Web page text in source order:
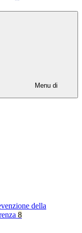
Menu di
della
8